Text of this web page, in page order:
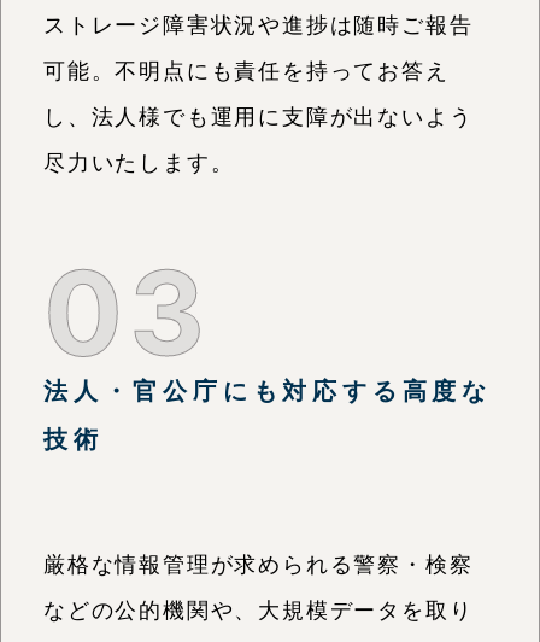
ストレージ障害状況や進捗は随時ご報告
可能。不明点にも責任を持ってお答え
し、法人様でも運用に支障が出ないよう
尽力いたします。
03
法人・官公庁にも対応する高度な
技術
厳格な情報管理が求められる警察・検察
などの公的機関や、大規模データを取り